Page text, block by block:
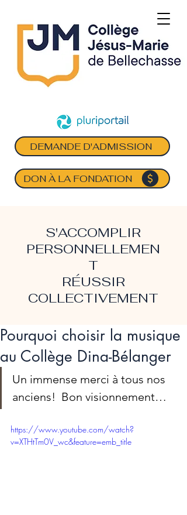
DEMANDE D'ADMISSION
DON À LA FONDATION
S'ACCOMPLIR
PERSONNELLEMEN
T
RÉUSSIR
COLLECTIVEMENT
Pourquoi choisir la musique
au Collège Dina-Bélanger
Un immense merci à tous nos
anciens!  Bon visionnement…
https://www.youtube.com/watch?
v=XTHtTm0V_wc&feature=emb_title